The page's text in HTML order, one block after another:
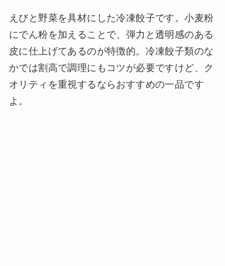
えびと野菜を具材にした冷凍餃子です。小麦粉
にでん粉を加えることで、弾力と透明感のある
皮に仕上げてあるのが特徴的。冷凍餃子類のな
かでは割高で調理にもコツが必要ですけど、ク
オリティを重視するならおすすめの一品です
よ。